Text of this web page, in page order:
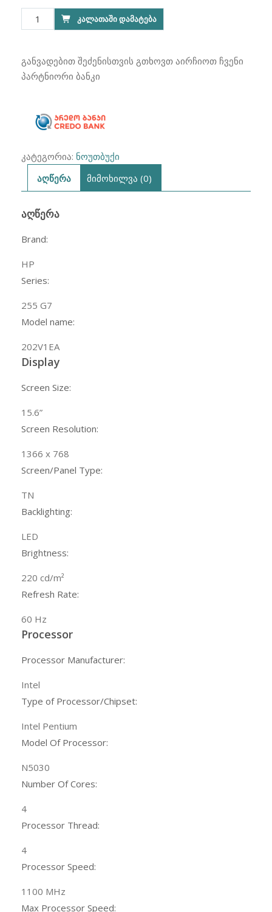
price
was:
price
is:
რაოდენობა:
ნოუთბუქი
250
G7
Black
ᲙᲐᲚᲐᲗᲐᲨᲘ ᲓᲐᲛᲐᲢᲔᲑᲐ
განვადებით შეძენისთვის გთხოვთ აირჩიოთ ჩვენი
პარტნიორი ბანკი
კატეგორია: ნოუთბუქი
აღწერა
მიმოხილვა (0)
ᲐᲦᲬᲔᲠᲐ
Brand:
HP
Series:
255 G7
Model name:
202V1EA
Display
Screen Size:
15.6”
Screen Resolution:
1366 x 768
Screen/Panel Type:
TN
Backlighting:
LED
Brightness:
220 cd/m²
Refresh Rate:
60 Hz
Processor
Processor Manufacturer:
Intel
Type of Processor/Chipset:
Intel Pentium
Model Of Processor:
N5030
Number Of Cores:
4
Processor Thread:
4
Processor Speed:
1100 MHz
Max Processor Speed: